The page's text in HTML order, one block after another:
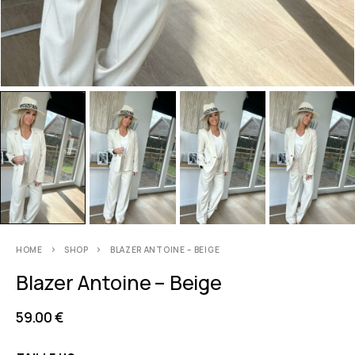
HOME SHOP BLAZER ANTOINE – BEIGE
Blazer Antoine – Beige
59.00€